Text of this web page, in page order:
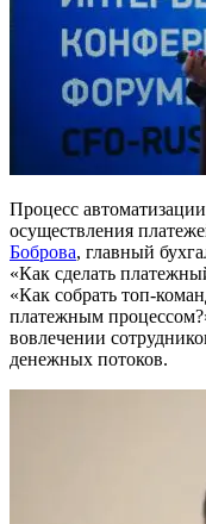
Процесс
осуществления
Боброва, главный
«Как сделать
«Как собрать топ-
платежным
вовлечении
денежных потоков.